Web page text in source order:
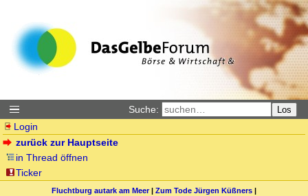
Suche: Los
Login
zurück zur Hauptseite
in Thread öffnen
Ticker
Fluchtburg autark am Meer| Zum Tode Jürgen Küßners |